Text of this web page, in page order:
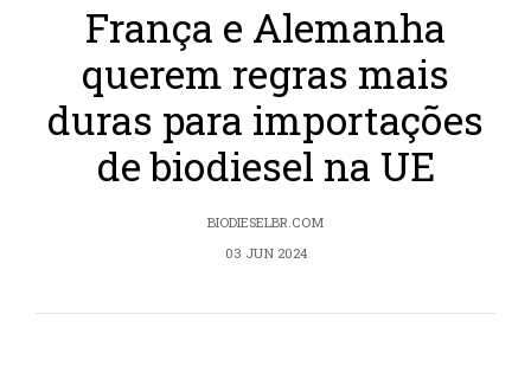
França e Alemanha
querem regras mais
duras para importações
de biodiesel na UE
BIODIESELBR.COM
03 JUN 2024